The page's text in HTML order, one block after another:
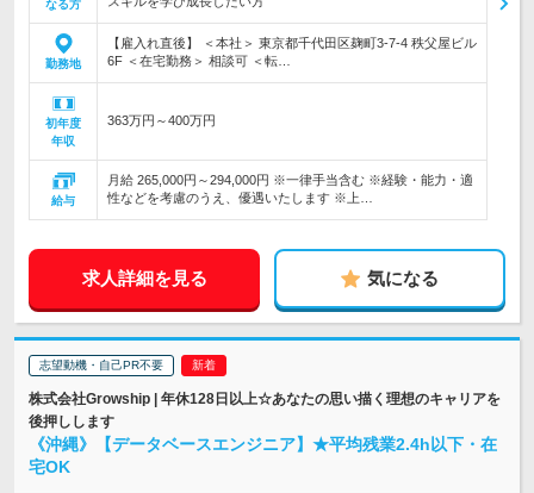
なる方
勤務地
【雇入れ直後】 ＜本社＞ 東京都千代田区麹町3-7-4 秩父屋ビル
6F ＜在宅勤務＞ 相談可 ＜転…
初年度
年収
363万円～400万円
給与
月給 265,000円～294,000円 ※一律手当含む ※経験・能力・適
性などを考慮のうえ、優遇いたします ※上…
求人詳細を見る 気になる
志望動機・自己PR不要
株式会社Growship | 年休128日以上☆あなたの思い描く理想のキャリアを
後押しします
《沖縄》【データベースエンジニア】★平均残業2.4h以下・在
宅OK